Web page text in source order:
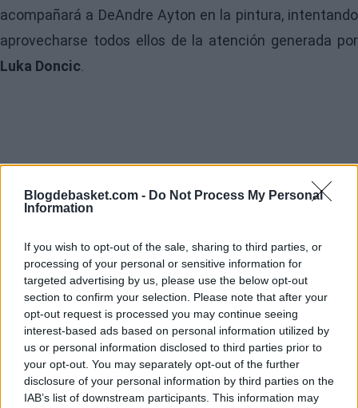
Blogdebasket.com - Do Not Process My Personal
Information
If you wish to opt-out of the sale, sharing to third parties, or
processing of your personal or sensitive information for
targeted advertising by us, please use the below opt-out
section to confirm your selection. Please note that after your
opt-out request is processed you may continue seeing
interest-based ads based on personal information utilized by
us or personal information disclosed to third parties prior to
your opt-out. You may separately opt-out of the further
disclosure of your personal information by third parties on the
IAB’s list of downstream participants. This information may
acompañará a DeAndre Ayton en la pintura, intentando
aprovecharse todos ellos de la atención generada por
Luka Doncic.
La convivencia de dos jugadores parecidos entre sí,